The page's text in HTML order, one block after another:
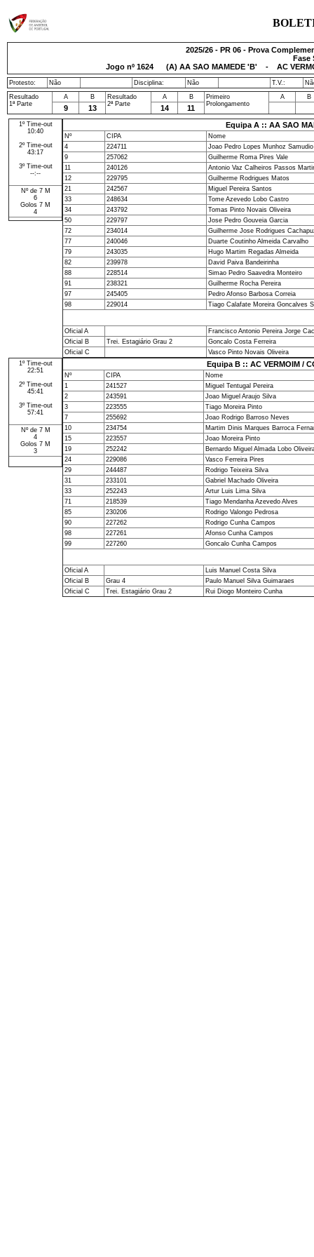
2025/26 - PR 06 - Prova
Fase
Jogo nº 1624(A) AA SAO MAMEDE 'B' - AC
Protesto: Não Disciplina: Não T.V.:
Resultado
1ª Parte
A B
Resultado
2ª Parte
A B
Primeiro
Prolongamento
A B
9 13 14 11
1º Time-out
10:40
2º Time-out
43:17
3º Time-out
--:--
Nº de 7 M
6
Golos 7 M
4
Equipa A :: AA SAO
Nº CIPA
Nome
4
224711
Joao Pedro Lopes Munhoz Samudio
9
257062
Guilherme Roma Pires Vale
11
240126
Antonio Vaz Calheiros Passos
12
229795
Guilherme Rodrigues Matos
21
242567
Miguel Pereira Santos
33
248634
Tome Azevedo Lobo Castro
34
243792
Tomas Pinto Novais Oliveira
50
229797
Jose Pedro Gouveia Garcia
72
234014
Guilherme Jose Rodrigues
77
240046
Duarte Coutinho Almeida Carvalho
79
243035
Hugo Martim Regadas Almeida
82
239978
David Paiva Bandeirinha
88
228514
Simao Pedro Saavedra Monteiro
91
238321
Guilherme Rocha Pereira
97
245405
Pedro Afonso Barbosa Correia
98
229014 Tiago Calafate Moreira Goncalves
Oficial A
Francisco Antonio Pereira Jorge
Oficial B
Trei. Estagiário Grau 2
Goncalo Costa Ferreira
Oficial C
Vasco Pinto Novais Oliveira
1º Time-out
22:51
2º Time-out
45:41
3º Time-out
57:41
Nº de 7 M
4
Golos 7 M
3
Equipa B :: AC VERMOIM /
Nº CIPA
Nome
1
241527
Miguel Tentugal Pereira
2
243591
Joao Miguel Araujo Silva
3
223555
Tiago Moreira Pinto
7
255692
Joao Rodrigo Barroso Neves
10
234754
Martim Dinis Marques Barroca
15
223557
Joao Moreira Pinto
19
252242
Bernardo Miguel Almada Lobo
24
229086
Vasco Ferreira Pires
29
244487
Rodrigo Teixeira Silva
31
233101
Gabriel Machado Oliveira
33
252243
Artur Luis Lima Silva
71
218539
Tiago Mendanha Azevedo Alves
85
230206
Rodrigo Valongo Pedrosa
90
227262
Rodrigo Cunha Campos
98
227261
Afonso Cunha Campos
99
227260 Goncalo Cunha Campos
Oficial A
Luis Manuel Costa Silva
Oficial B
Grau 4
Paulo Manuel Silva Guimaraes
Oficial C
Trei. Estagiário Grau 2 Rui Diogo Monteiro Cunha